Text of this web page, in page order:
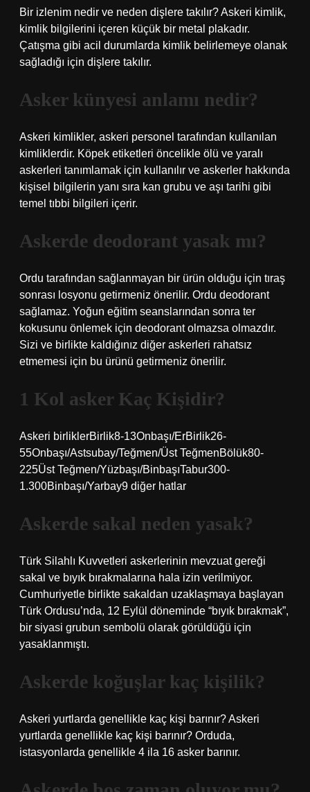
Bir izlenim nedir ve neden dişlere takılır? Askeri kimlik,
kimlik bilgilerini içeren küçük bir metal plakadır.
Çatışma gibi acil durumlarda kimlik belirlemeye olanak
sağladığı için dişlere takılır.
Asker künyesi anlamı nedir?
Askeri kimlikler, askeri personel tarafından kullanılan
kimliklerdir. Köpek etiketleri öncelikle ölü ve yaralı
askerleri tanımlamak için kullanılır ve askerler hakkında
kişisel bilgilerin yanı sıra kan grubu ve aşı tarihi gibi
temel tıbbi bilgileri içerir.
Askerde deodorant yasak mı?
Ordu tarafından sağlanmayan bir ürün olduğu için tıraş
sonrası losyonu getirmeniz önerilir. Ordu deodorant
sağlamaz. Yoğun eğitim seanslarından sonra ter
kokusunu önlemek için deodorant olmazsa olmazdır.
Sizi ve birlikte kaldığınız diğer askerleri rahatsız
etmemesi için bu ürünü getirmeniz önerilir.
1 Kol asker Kaç Kişidir?
Askeri birliklerBirlik8-13Onbaşı/ErBirlik26-
55Onbaşı/Astsubay/Teğmen/Üst TeğmenBölük80-
225Üst Teğmen/Yüzbaşı/BinbaşıTabur300-
1.300Binbaşı/Yarbay9 diğer hatlar
Askerde sakal neden yasak?
Türk Silahlı Kuvvetleri askerlerinin mevzuat gereği
sakal ve bıyık bırakmalarına hala izin verilmiyor.
Cumhuriyetle birlikte sakaldan uzaklaşmaya başlayan
Türk Ordusu’nda, 12 Eylül döneminde “bıyık bırakmak”,
bir siyasi grubun sembolü olarak görüldüğü için
yasaklanmıştı.
Askerde koğuşlar kaç kişilik?
Askeri yurtlarda genellikle kaç kişi barınır? Askeri
yurtlarda genellikle kaç kişi barınır? Orduda,
istasyonlarda genellikle 4 ila 16 asker barınır.